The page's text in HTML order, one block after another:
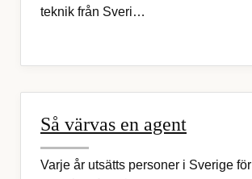
teknik från Sveri…
Så värvas en agent
Varje år utsätts personer i Sverige för